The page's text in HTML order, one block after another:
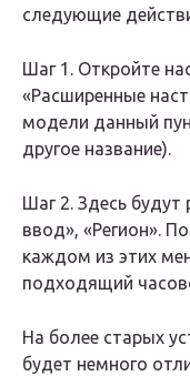
следующие
Шаг 1. Откройте
«Расширенные
модели данный
другое название).
Шаг 2. Здесь
ввод», «Регион».
каждом из этих
подходящий
На более старых
будет немного